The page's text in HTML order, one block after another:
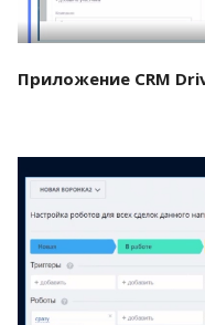
Приложение CRM